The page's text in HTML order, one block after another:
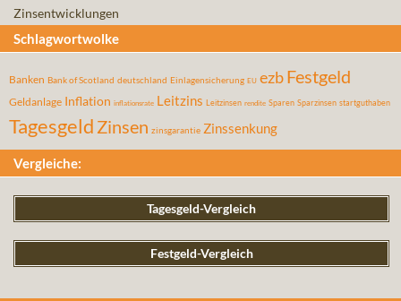
Zinsentwicklungen
Schlagwortwolke
Banken Bank of Scotland deutschland Einlagensicherung EU ezbFestgeld
Geldanlage Inflation inflationsrate Leitzins Leitzinsen rendite Sparen Sparzinsen startguthaben
Tagesgeld Zinsen zinsgarantie Zinssenkung
Vergleiche:
Tagesgeld-Vergleich
Festgeld-Vergleich